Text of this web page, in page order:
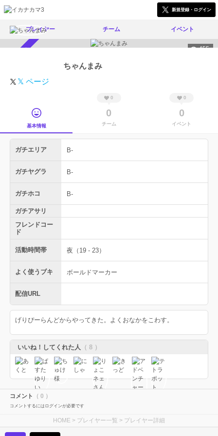
新規登録・ログイン
プレイヤー チーム イベント
455
ちゃんまみ
𝕏 ページ
基本情報
0
0
チーム
0
0
イベント
ガチエリア B-
ガチヤグラ B-
ガチホコ B-
ガチアサリ
フレンドコー
ド
活動時間帯 夜（19 - 23）
よく使うブキ ボールドマーカー
配信URL
げりぴーらんどからやってきた。よくおなかをこわす。
いいね！してくれた人 （ 8 ）
コメント （ 0 ）
コメントするにはログインが必要です
HOME > プレイヤー一覧 > プレイヤー詳細